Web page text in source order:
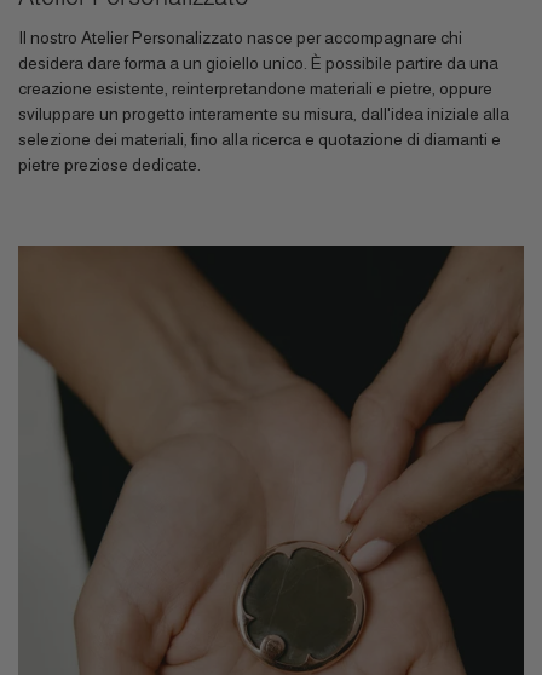
Il nostro Atelier Personalizzato nasce per accompagnare chi
desidera dare forma a un gioiello unico. È possibile partire da una
creazione esistente, reinterpretandone materiali e pietre, oppure
sviluppare un progetto interamente su misura, dall'idea iniziale alla
selezione dei materiali, fino alla ricerca e quotazione di diamanti e
pietre preziose dedicate.